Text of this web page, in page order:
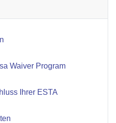
Waiver Program
Ihrer ESTA